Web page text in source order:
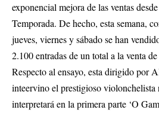
exponencial mejora de las ventas
Temporada. De hecho, esta semana,
jueves, viernes y sábado se han
2.100 entradas de un total a la venta
Respecto al ensayo, esta dirigido por
inteervino el prestigioso
interpretará en la primera parte ‘O